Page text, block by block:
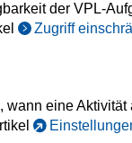
der VPL-
Zugriff
eine